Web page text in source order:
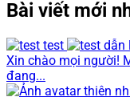
Bài viết mới
test
Xin chào mọi người!
đang...